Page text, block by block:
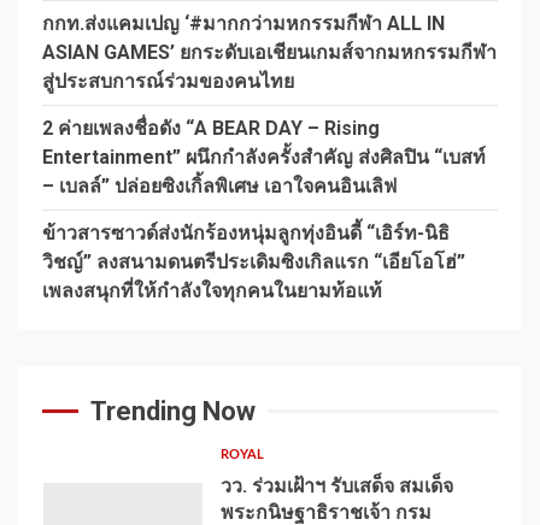
กกท.ส่งแคมเปญ ‘#มากกว่ามหกรรมกีฬา ALL IN
ASIAN GAMES’ ยกระดับเอเชียนเกมส์จากมหกรรมกีฬา
สู่ประสบการณ์ร่วมของคนไทย
2 ค่ายเพลงชื่อดัง “A BEAR DAY – Rising
Entertainment” ผนึกกำลังครั้งสำคัญ ส่งศิลปิน “เบสท์
– เบลล์” ปล่อยซิงเกิ้ลพิเศษ เอาใจคนอินเลิฟ
ข้าวสารซาวด์ส่งนักร้องหนุ่มลูกทุ่งอินดี้ “เอิร์ท-นิธิ
วิชญ์” ลงสนามดนตรีประเดิมซิงเกิลแรก “เอียโอโฮ่”
เพลงสนุกที่ให้กำลังใจทุกคนในยามท้อแท้
Trending Now
ROYAL
วว. ร่วมเฝ้าฯ รับเสด็จ สมเด็จ
พระกนิษฐาธิราชเจ้า กรม